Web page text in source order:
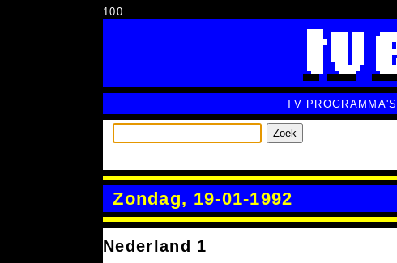
100
TV PROGRAMMA'S
Zoek
Zondag, 19-01-1992
Nederland 1